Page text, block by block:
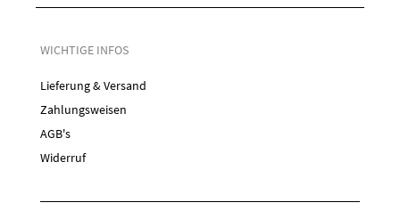
WICHTIGE INFOS
Lieferung & Versand
Zahlungsweisen
AGB's
Widerruf